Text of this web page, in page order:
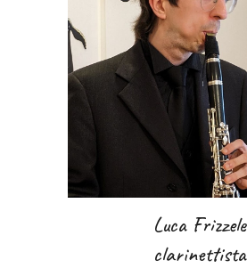
Luca Frizzele
clarinettista